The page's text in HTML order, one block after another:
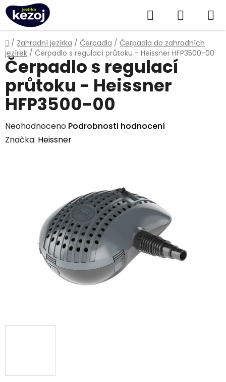
Přejít
na
obsah
Hledat
KOŠÍK
Domů
/ Zahradní jezírka / Čerpadla / Čerpadla do zahradních
jezírek / Čerpadlo s regulací průtoku - Heissner HFP3500-00
Čerpadlo s regulací
průtoku - Heissner
HFP3500-00
Průměrné
hodnocení
hvězdiček.
Neohodnoceno Podrobnosti hodnocení
Značka: Heissner